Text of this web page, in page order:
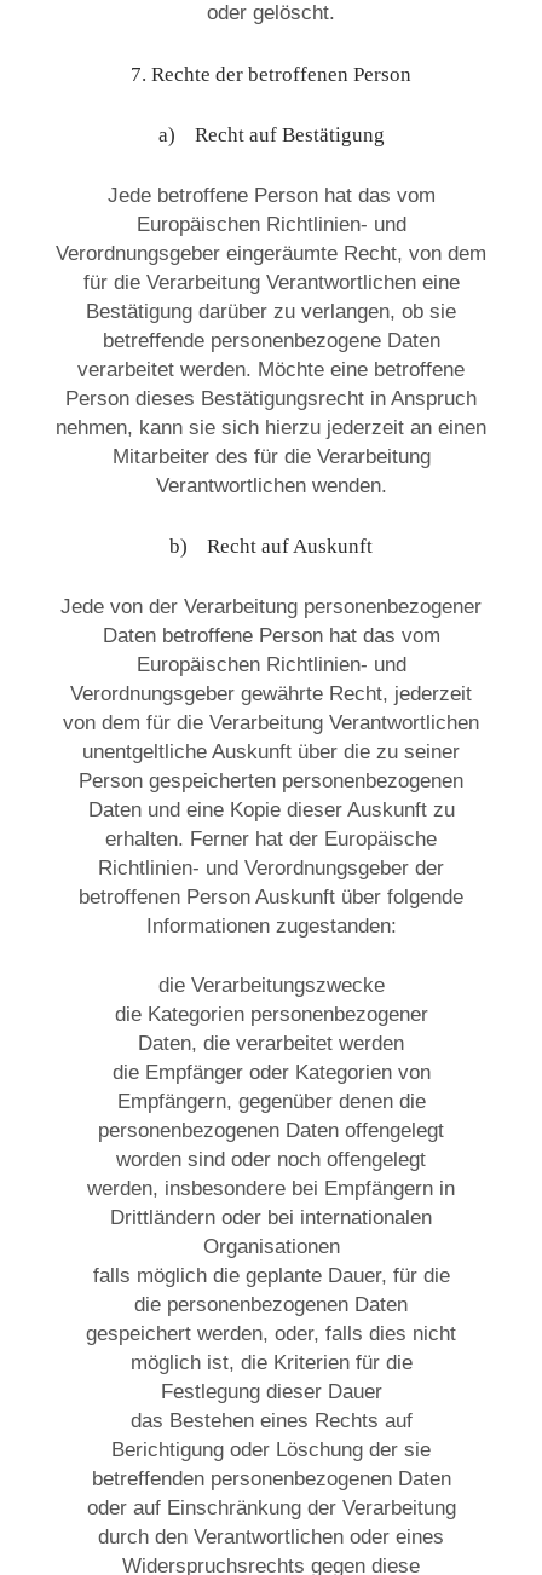
oder gelöscht.
7. Rechte der betroffenen Person
a) Recht auf Bestätigung
Jede betroffene Person hat das vom
Europäischen Richtlinien- und
Verordnungsgeber eingeräumte Recht, von dem
für die Verarbeitung Verantwortlichen eine
Bestätigung darüber zu verlangen, ob sie
betreffende personenbezogene Daten
verarbeitet werden. Möchte eine betroffene
Person dieses Bestätigungsrecht in Anspruch
nehmen, kann sie sich hierzu jederzeit an einen
Mitarbeiter des für die Verarbeitung
Verantwortlichen wenden.
b) Recht auf Auskunft
Jede von der Verarbeitung personenbezogener
Daten betroffene Person hat das vom
Europäischen Richtlinien- und
Verordnungsgeber gewährte Recht, jederzeit
von dem für die Verarbeitung Verantwortlichen
unentgeltliche Auskunft über die zu seiner
Person gespeicherten personenbezogenen
Daten und eine Kopie dieser Auskunft zu
erhalten. Ferner hat der Europäische
Richtlinien- und Verordnungsgeber der
betroffenen Person Auskunft über folgende
Informationen zugestanden:
die Verarbeitungszwecke
die Kategorien personenbezogener
Daten, die verarbeitet werden
die Empfänger oder Kategorien von
Empfängern, gegenüber denen die
personenbezogenen Daten offengelegt
worden sind oder noch offengelegt
werden, insbesondere bei Empfängern in
Drittländern oder bei internationalen
Organisationen
falls möglich die geplante Dauer, für die
die personenbezogenen Daten
gespeichert werden, oder, falls dies nicht
möglich ist, die Kriterien für die
Festlegung dieser Dauer
das Bestehen eines Rechts auf
Berichtigung oder Löschung der sie
betreffenden personenbezogenen Daten
oder auf Einschränkung der Verarbeitung
durch den Verantwortlichen oder eines
Widerspruchsrechts gegen diese